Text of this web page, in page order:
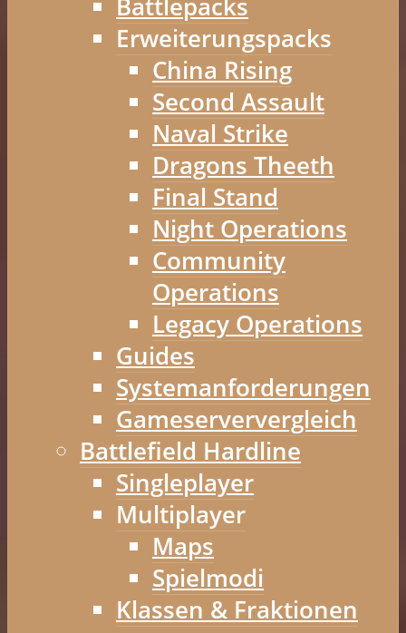
Battlepacks
Erweiterungspacks
China Rising
Second Assault
Naval Strike
Dragons Theeth
Final Stand
Night Operations
Community
Operations
Legacy Operations
Guides
Systemanforderungen
Gameserververgleich
Battlefield Hardline
Singleplayer
Multiplayer
Maps
Spielmodi
Klassen & Fraktionen